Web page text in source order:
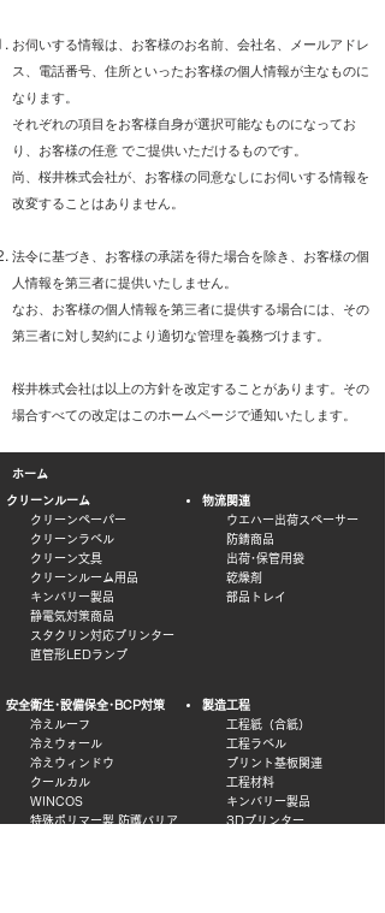
お伺いする情報は、お客様のお名前、会社名、メールアドレ
ス、電話番号、住所といったお客様の個人情報が主なものに
なります。
それぞれの項目をお客様自身が選択可能なものになってお
り、お客様の任意 でご提供いただけるものです。
尚、桜井株式会社が、お客様の同意なしにお伺いする情報を
改変することはありません。
法令に基づき、お客様の承諾を得た場合を除き、お客様の個
人情報を第三者に提供いたしません。
なお、お客様の個人情報を第三者に提供する場合には、その
第三者に対し契約により適切な管理を義務づけます。
桜井株式会社は以上の方針を改定することがあります。その
場合すべての改定はこのホームページで通知いたします。
ホーム
クリーンルーム
クリーンペーパー
クリーンラベル
クリーン文具
クリーンルーム用品
キンバリー製品
静電気対策商品
スタクリン対応プリンター
直管形LEDランプ
物流関連
ウエハー出荷スペーサー
防錆商品
出荷･保管用袋
乾燥剤
部品トレイ
安全衛生･設備保全･BCP対策
冷えルーフ
冷えウォール
冷えウィンドウ
クールカル
WINCOS
特殊ポリマー製 防護バリア
製造工程
工程紙（合紙）
工程ラベル
プリント基板関連
工程材料
キンバリー製品
3Dプリンター